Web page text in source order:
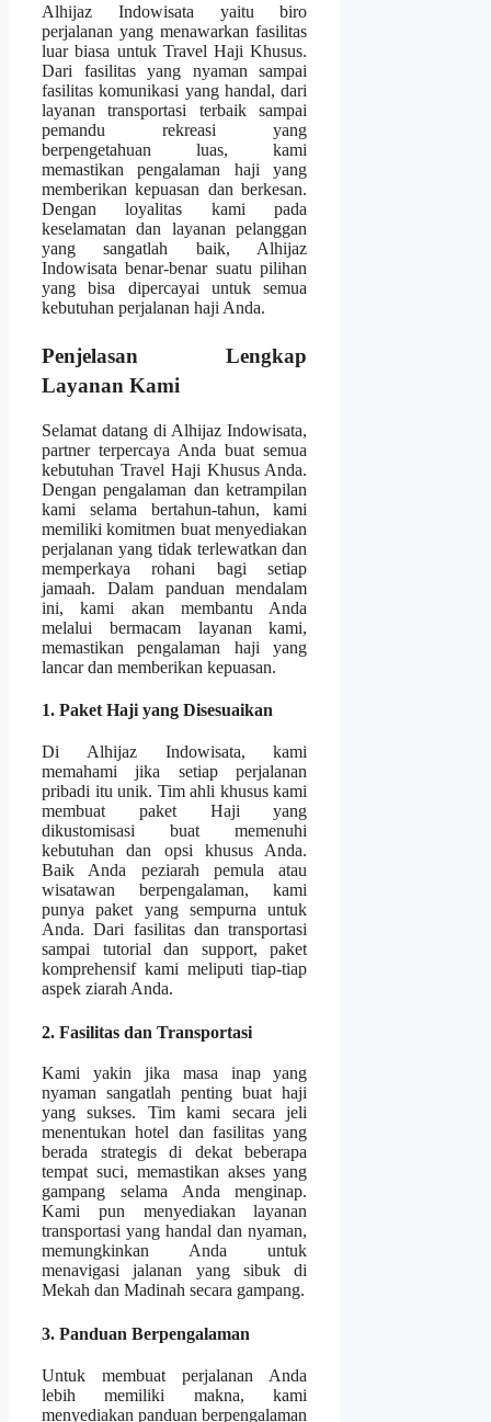
Alhijaz Indowisata yaitu biro
perjalanan yang menawarkan fasilitas
luar biasa untuk Travel Haji Khusus.
Dari fasilitas yang nyaman sampai
fasilitas komunikasi yang handal, dari
layanan transportasi terbaik sampai
pemandu rekreasi yang
berpengetahuan luas, kami
memastikan pengalaman haji yang
memberikan kepuasan dan berkesan.
Dengan loyalitas kami pada
keselamatan dan layanan pelanggan
yang sangatlah baik, Alhijaz
Indowisata benar-benar suatu pilihan
yang bisa dipercayai untuk semua
kebutuhan perjalanan haji Anda.
Penjelasan Lengkap
Layanan Kami
Selamat datang di Alhijaz Indowisata,
partner terpercaya Anda buat semua
kebutuhan Travel Haji Khusus Anda.
Dengan pengalaman dan ketrampilan
kami selama bertahun-tahun, kami
memiliki komitmen buat menyediakan
perjalanan yang tidak terlewatkan dan
memperkaya rohani bagi setiap
jamaah. Dalam panduan mendalam
ini, kami akan membantu Anda
melalui bermacam layanan kami,
memastikan pengalaman haji yang
lancar dan memberikan kepuasan.
1. Paket Haji yang Disesuaikan
Di Alhijaz Indowisata, kami
memahami jika setiap perjalanan
pribadi itu unik. Tim ahli khusus kami
membuat paket Haji yang
dikustomisasi buat memenuhi
kebutuhan dan opsi khusus Anda.
Baik Anda peziarah pemula atau
wisatawan berpengalaman, kami
punya paket yang sempurna untuk
Anda. Dari fasilitas dan transportasi
sampai tutorial dan support, paket
komprehensif kami meliputi tiap-tiap
aspek ziarah Anda.
2. Fasilitas dan Transportasi
Kami yakin jika masa inap yang
nyaman sangatlah penting buat haji
yang sukses. Tim kami secara jeli
menentukan hotel dan fasilitas yang
berada strategis di dekat beberapa
tempat suci, memastikan akses yang
gampang selama Anda menginap.
Kami pun menyediakan layanan
transportasi yang handal dan nyaman,
memungkinkan Anda untuk
menavigasi jalanan yang sibuk di
Mekah dan Madinah secara gampang.
3. Panduan Berpengalaman
Untuk membuat perjalanan Anda
lebih memiliki makna, kami
menyediakan panduan berpengalaman